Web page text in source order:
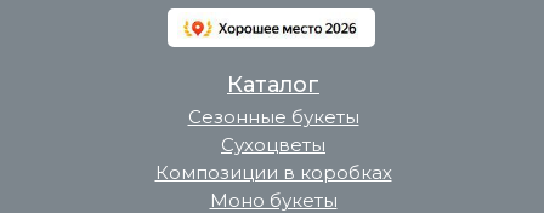
Каталог
Сезонные букеты
Сухоцветы
Композиции в коробках
Моно букеты